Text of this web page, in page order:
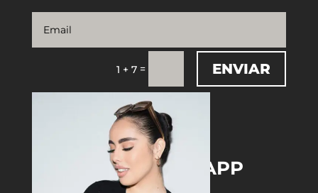
1 + 7 = ENVIAR
DOWNLOAD THE APP